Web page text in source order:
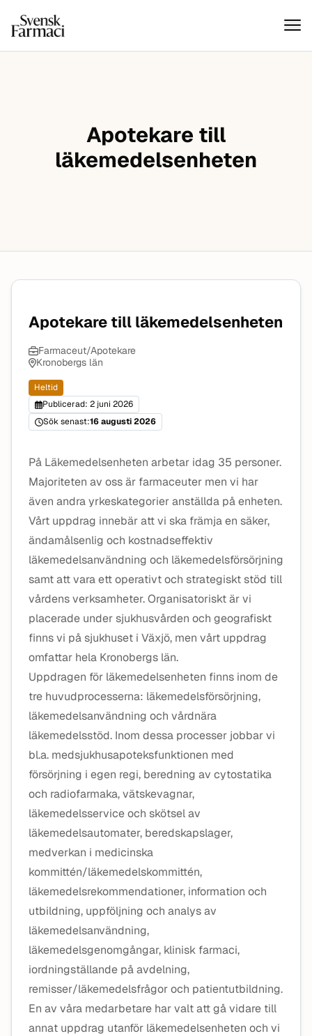
Hoppa till innehåll
Svensk farmaci
Apotekare till
läkemedelsenheten
Apotekare till läkemedelsenheten
Farmaceut/Apotekare
Kronobergs län
Heltid
Publicerad: 2 juni 2026
Sök senast:16 augusti 2026
På Läkemedelsenheten arbetar idag 35 personer.
Majoriteten av oss är farmaceuter men vi har
även andra yrkeskategorier anställda på enheten.
Vårt uppdrag innebär att vi ska främja en säker,
ändamålsenlig och kostnadseffektiv
läkemedelsanvändning och läkemedelsförsörjning
samt att vara ett operativt och strategiskt stöd till
vårdens verksamheter. Organisatoriskt är vi
placerade under sjukhusvården och geografiskt
finns vi på sjukhuset i Växjö, men vårt uppdrag
omfattar hela Kronobergs län.
Uppdragen för läkemedelsenheten finns inom de
tre huvudprocesserna: läkemedelsförsörjning,
läkemedelsanvändning och vårdnära
läkemedelsstöd. Inom dessa processer jobbar vi
bl.a. medsjukhusapoteksfunktionen med
försörjning i egen regi, beredning av cytostatika
och radiofarmaka, vätskevagnar,
läkemedelsservice och skötsel av
läkemedelsautomater, beredskapslager,
medverkan i medicinska
kommittén/läkemedelskommittén,
läkemedelsrekommendationer, information och
utbildning, uppföljning och analys av
läkemedelsanvändning,
läkemedelsgenomgångar, klinisk farmaci,
iordningställande på avdelning,
remisser/läkemedelsfrågor och patientutbildning.
En av våra medarbetare har valt att gå vidare till
annat uppdrag utanför läkemedelsenheten och vi